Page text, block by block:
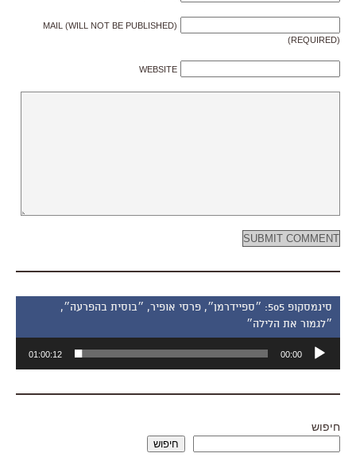
MAIL (WILL NOT BE PUBLISHED)
(REQUIRED)
WEBSITE
סינמסקופ 505: ״ספיידרמן״, פרסי אופיר, ״בוסית בהפרעה״,
״לגמור את הלילה״
אודיו
00:00
01:00:12
חיפוש
חיפוש